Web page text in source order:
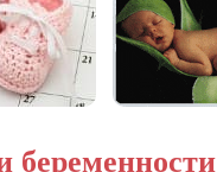
беременности